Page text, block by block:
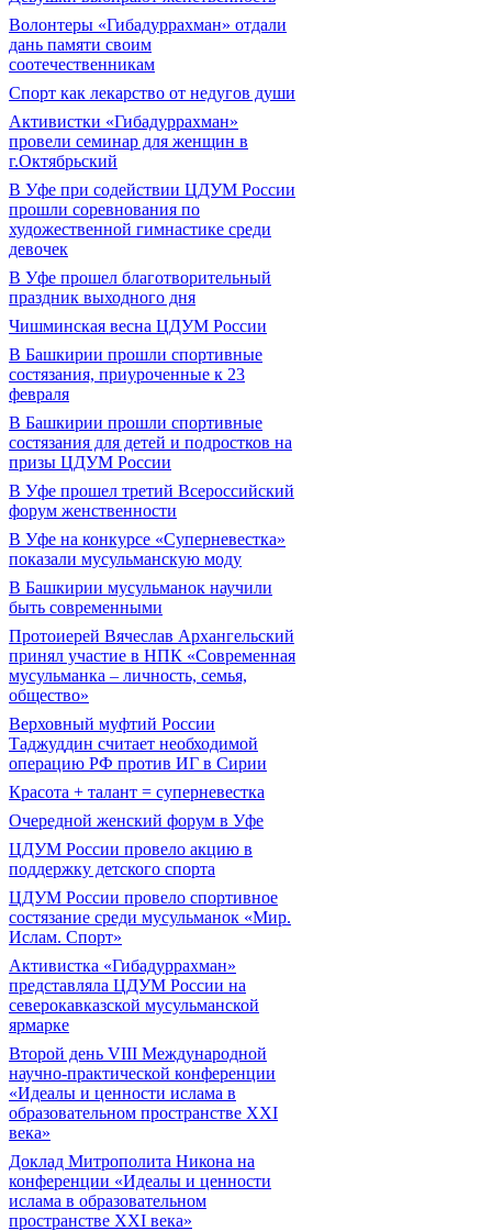
Волонтеры «Гибадуррахман» отдали
дань памяти своим
соотечественникам
Спорт как лекарство от недугов души
Активистки «Гибадуррахман»
провели семинар для женщин в
г.Октябрьский
В Уфе при содействии ЦДУМ России
прошли соревнования по
художественной гимнастике среди
девочек
В Уфе прошел благотворительный
праздник выходного дня
Чишминская весна ЦДУМ России
В Башкирии прошли спортивные
состязания, приуроченные к 23
февраля
В Башкирии прошли спортивные
состязания для детей и подростков на
призы ЦДУМ России
В Уфе прошел третий Всероссийский
форум женственности
В Уфе на конкурсе «Суперневестка»
показали мусульманскую моду
В Башкирии мусульманок научили
быть современными
Протоиерей Вячеслав Архангельский
принял участие в НПК «Современная
мусульманка – личность, семья,
общество»
Верховный муфтий России
Таджуддин считает необходимой
операцию РФ против ИГ в Сирии
Красота + талант = суперневестка
Очередной женский форум в Уфе
ЦДУМ России провело акцию в
поддержку детского спорта
ЦДУМ России провело спортивное
состязание среди мусульманок «Мир.
Ислам. Спорт»
Активистка «Гибадуррахман»
представляла ЦДУМ России на
северокавказской мусульманской
ярмарке
Второй день VIII Международной
научно-практической конференции
«Идеалы и ценности ислама в
образовательном пространстве XXI
века»
Доклад Митрополита Никона на
конференции «Идеалы и ценности
ислама в образовательном
пространстве XXI века»